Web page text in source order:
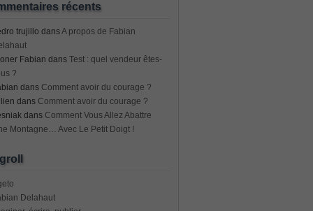
récents
trujillo dansA propos de Fabian
Fabian dans Test : quel vendeur êtes-
?
dans Comment avoir du courage ?
dans Comment avoir du courage ?
dans Comment Vous Allez Abattre
Montagne… Avec Le Petit Doigt !
Delahaut